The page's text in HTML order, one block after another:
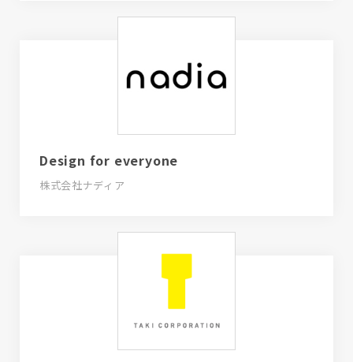
Design for everyone
株式会社ナディア